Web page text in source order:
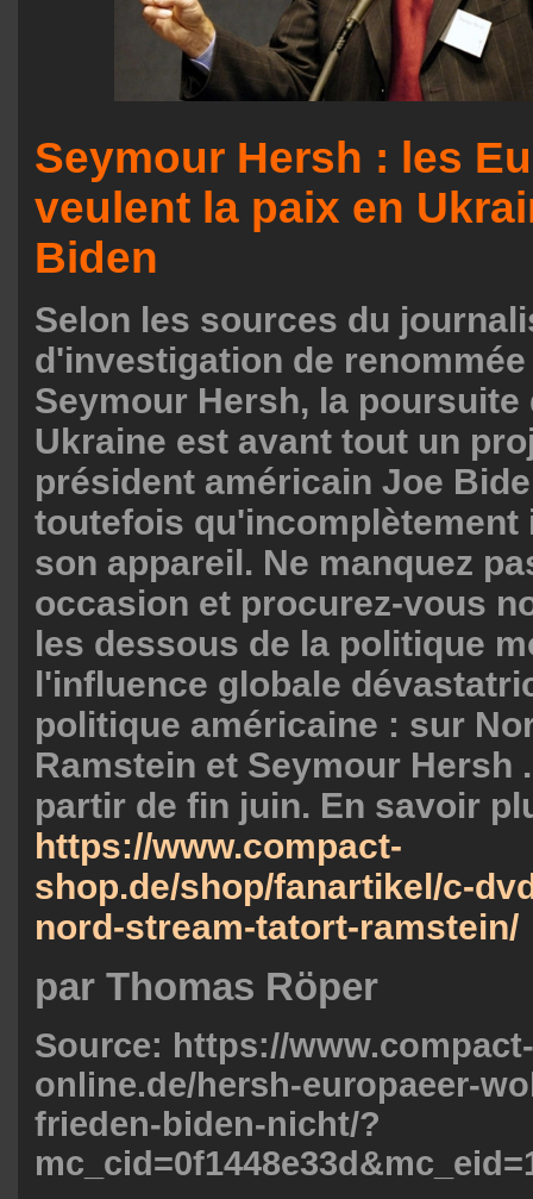
Seymour Hersh : les
veulent la paix en
Biden
Selon les sources du
d'investigation de
Seymour Hersh, la poursuite
Ukraine est avant tout un
président américain Joe
toutefois qu'incomplètement
son appareil. Ne manquez
occasion et procurez-vous
les dessous de la politique
l'influence globale
politique américaine : sur
Ramstein et Seymour Hersh
partir de fin juin. En savoir
https://www.compact-
shop.de/shop/fanartikel/c-
nord-stream-tatort-ramstein/
par Thomas Röper
Source: https://www.compact-
online.de/hersh-europaeer-
frieden-biden-nicht/?